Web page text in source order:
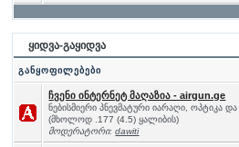
ყიდვა-გაყიდვა
განყოფილებები
ჩვენი ინტერნეტ მაღაზია - airgun.ge
ნებისმიერი პნევმატური იარაღი, ოპტიკა და
(მხოლოდ .177 (4.5) ყალიბის)
მოდერატორი:dawiti